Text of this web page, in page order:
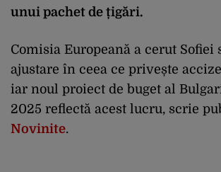
unui pachet de țigări.
Comisia Europeană a cerut Sofiei
ajustare în ceea ce privește
iar noul proiect de buget al
2025 reflectă acest lucru, scrie
Novinite.